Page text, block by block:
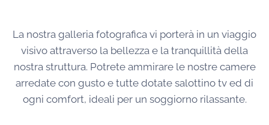
La nostra galleria fotografica vi porterà in un viaggio
visivo attraverso la bellezza e la tranquillità della
nostra struttura. Potrete ammirare le nostre camere
arredate con gusto e tutte dotate salottino tv ed di
ogni comfort, ideali per un soggiorno rilassante.